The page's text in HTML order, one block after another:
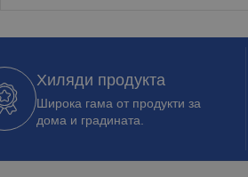
Хиляди продукта
Широка гама от продукти за
дома и градината.